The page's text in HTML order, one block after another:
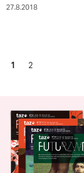
27.8.2018
1 2